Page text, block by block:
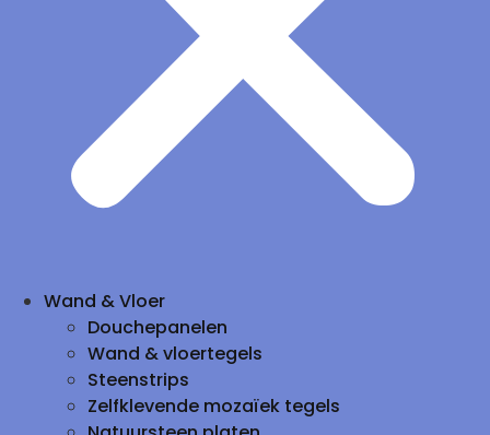
Wand & Vloer
Douchepanelen
Wand & vloertegels
Steenstrips
Zelfklevende mozaïek tegels